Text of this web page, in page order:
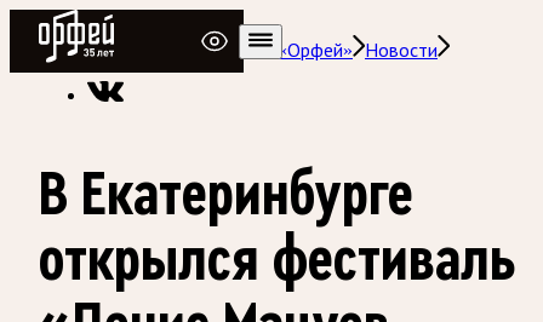
Радио Орфей
Радио классической музыки «Орфей»
Новости
В Екатеринбурге
открылся фестиваль